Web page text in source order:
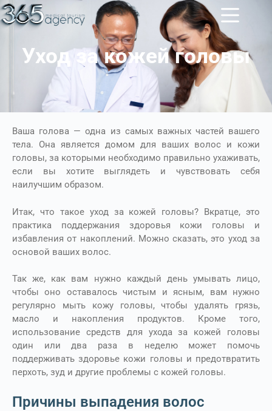
Уход за кожей головы
Ваша голова — одна из самых важных частей вашего
тела. Она является домом для ваших волос и кожи
головы, за которыми необходимо правильно ухаживать,
если вы хотите выглядеть и чувствовать себя
наилучшим образом.
Итак, что такое уход за кожей головы? Вкратце, это
практика поддержания здоровья кожи головы и
избавления от накоплений. Можно сказать, это уход за
основой ваших волос.
Так же, как вам нужно каждый день умывать лицо,
чтобы оно оставалось чистым и ясным, вам нужно
регулярно мыть кожу головы, чтобы удалять грязь,
масло и накопления продуктов. Кроме того,
использование средств для ухода за кожей головы
один или два раза в неделю может помочь
поддерживать здоровье кожи головы и предотвратить
перхоть, зуд и другие проблемы с кожей головы.
Причины выпадения волос